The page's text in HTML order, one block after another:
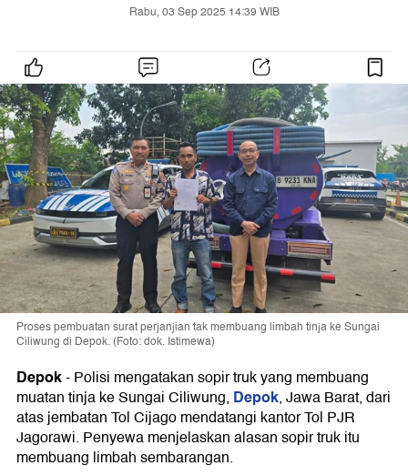
Rabu, 03 Sep 2025 14:39 WIB
Proses pembuatan surat perjanjian tak membuang limbah tinja ke Sungai
Ciliwung di Depok. (Foto: dok. Istimewa)
Depok-Polisi mengatakan sopir truk yang membuang
muatan tinja ke Sungai Ciliwung, Depok, Jawa Barat, dari
atas jembatan Tol Cijago mendatangi kantor Tol PJR
Jagorawi. Penyewa menjelaskan alasan sopir truk itu
membuang limbah sembarangan.